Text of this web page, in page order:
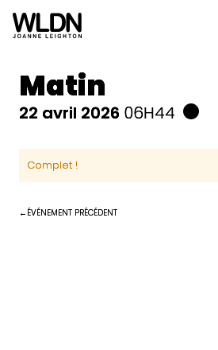
Matin
22 avril 2026 06H44
Complet !
ÉVÉNEMENT PRÉCÉDENT